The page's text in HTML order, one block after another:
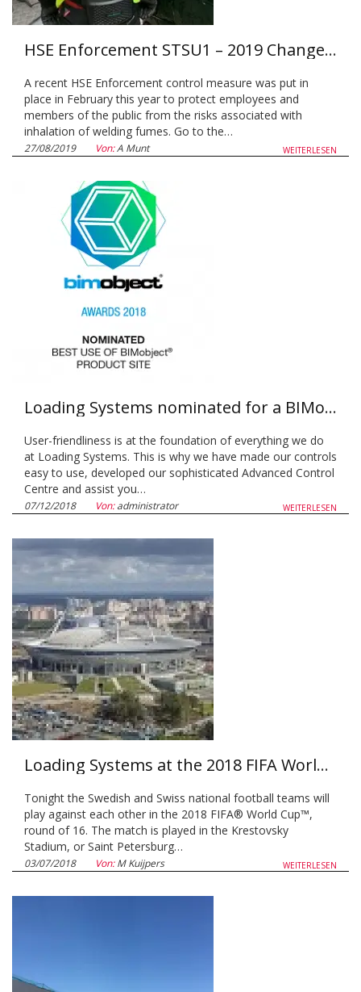
HSE Enforcement STSU1 – 2019 Change in Enforcement Expectations for Mild Steel Welding Fume
A recent HSE Enforcement control measure was put in
place in February this year to protect employees and
members of the public from the risks associated with
inhalation of welding fumes. Go to the…
WEITERLESEN
27/08/2019 Von:A Munt
Loading Systems nominated for a BIMobject award!
User-friendliness is at the foundation of everything we do
at Loading Systems. This is why we have made our controls
easy to use, developed our sophisticated Advanced Control
Centre and assist you…
WEITERLESEN
07/12/2018 Von:administrator
Loading Systems at the 2018 FIFA World Cup™
Tonight the Swedish and Swiss national football teams will
play against each other in the 2018 FIFA® World Cup™,
round of 16. The match is played in the Krestovsky
Stadium, or Saint Petersburg…
WEITERLESEN
03/07/2018 Von:M Kuijpers